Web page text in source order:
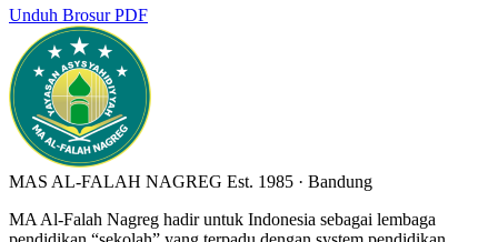
Unduh Brosur PDF
MAS AL-FALAH NAGREG Est. 1985 · Bandung
MA Al-Falah Nagreg hadir untuk Indonesia sebagai lembaga